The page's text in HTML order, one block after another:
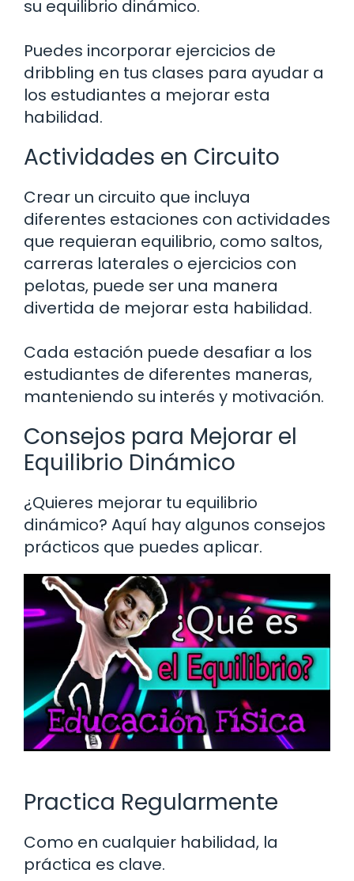
su equilibrio dinámico.
Puedes incorporar ejercicios de
dribbling en tus clases para ayudar a
los estudiantes a mejorar esta
habilidad.
Actividades en Circuito
Crear un circuito que incluya
diferentes estaciones con actividades
que requieran equilibrio, como saltos,
carreras laterales o ejercicios con
pelotas, puede ser una manera
divertida de mejorar esta habilidad.
Cada estación puede desafiar a los
estudiantes de diferentes maneras,
manteniendo su interés y motivación.
Consejos para Mejorar el
Equilibrio Dinámico
¿Quieres mejorar tu equilibrio
dinámico? Aquí hay algunos consejos
prácticos que puedes aplicar.
Practica Regularmente
Como en cualquier habilidad, la
práctica es clave.